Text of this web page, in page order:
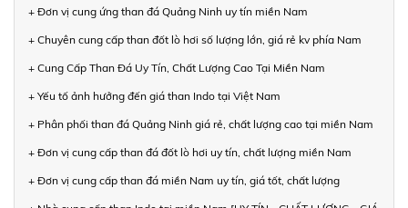
+ Đơn vị cung ứng than đá Quảng Ninh uy tín miền Nam
+ Chuyên cung cấp than đốt lò hơi số lượng lớn, giá rẻ kv phía Nam
+ Cung Cấp Than Đá Uy Tín, Chất Lượng Cao Tại Miền Nam
+ Yếu tố ảnh hưởng đến giá than Indo tại Việt Nam
+ Phân phối than đá Quảng Ninh giá rẻ, chất lượng cao tại miền Nam
+ Đơn vị cung cấp than đá đốt lò hơi uy tín, chất lượng miền Nam
+ Đơn vị cung cấp than đá miền Nam uy tín, giá tốt, chất lượng